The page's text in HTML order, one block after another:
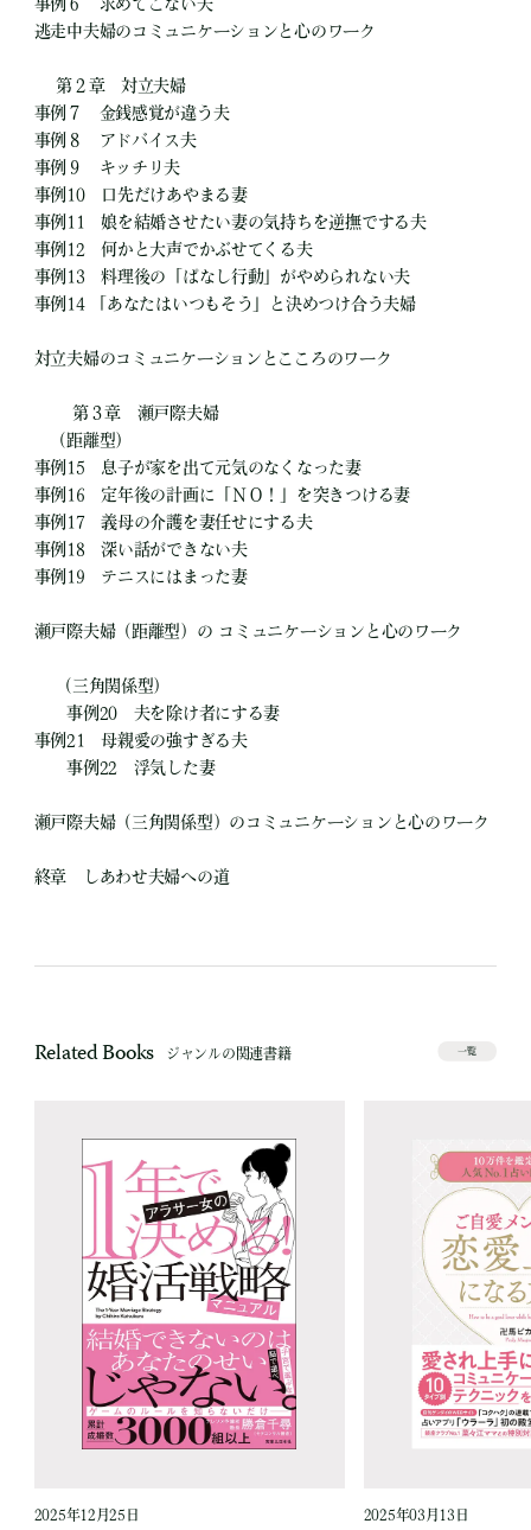
事例６ 求めてこない夫
逃走中夫婦のコミュニケーションと心のワーク
第２章 対立夫婦
事例７ 金銭感覚が違う夫
事例８ アドバイス夫
事例９ キッチリ夫
事例10 口先だけあやまる妻
事例11 娘を結婚させたい妻の気持ちを逆撫でする夫
事例12 何かと大声でかぶせてくる夫
事例13 料理後の「ぱなし行動」がやめられない夫
事例14 「あなたはいつもそう」と決めつけ合う夫婦
対立夫婦のコミュニケーションとこころのワーク
第３章 瀬戸際夫婦
（距離型）
事例15 息子が家を出て元気のなくなった妻
事例16 定年後の計画に「ＮＯ！」を突きつける妻
事例17 義母の介護を妻任せにする夫
事例18 深い話ができない夫
事例19 テニスにはまった妻
瀬戸際夫婦（距離型）の コミュニケーションと心のワーク
（三角関係型）
事例20 夫を除け者にする妻
事例21 母親愛の強すぎる夫
事例22 浮気した妻
瀬戸際夫婦（三角関係型）のコミュニケーションと心のワーク
終章 しあわせ夫婦への道
Related Books ジャンルの関連書籍 一覧
2025年12月25日 2025年03月13日